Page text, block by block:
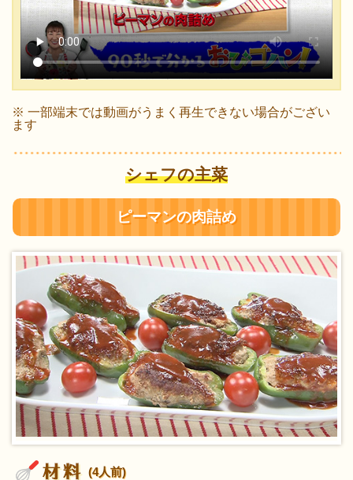
※ 一部端末では動画がうまく再生できない場合がござい
ます
シェフの主菜
ピーマンの肉詰め
(4人前)